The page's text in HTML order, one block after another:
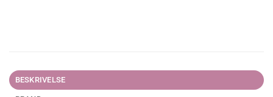
BESKRIVELSE